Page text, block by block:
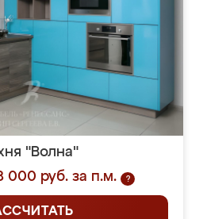
"Волна"
000 руб. за п.м.
?